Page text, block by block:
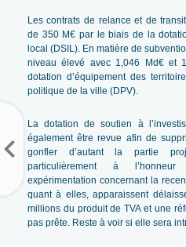
Les contrats de relance et de
de 350 M€ par le biais de la
local (DSIL). En matière de
niveau élevé avec 1,046 Md€ et
dotation d’équipement des
politique de la ville (DPV).
La dotation de soutien à
également être revue afin de
gonfler d’autant la partie
particulièrement à
expérimentation concernant la
quant à elles, apparaissent
millions du produit de TVA et une
pas prête. Reste à voir si elle sera